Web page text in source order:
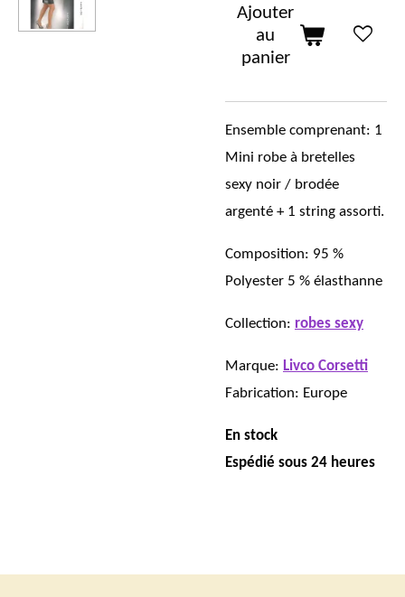
Ajouter
au
panier
Ensemble comprenant: 1
Mini robe à bretelles
sexy noir / brodée
argenté + 1 string assorti.
Composition: 95 %
Polyester 5 % élasthanne
Collection: robes sexy
Marque: Livco Corsetti
Fabrication: Europe
En stock
Espédié sous 24 heures